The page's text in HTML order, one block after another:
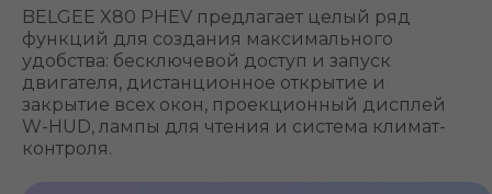
Передний
привод
Разгон до
100 км/ч
от 7.5 сек.
BELGEE X80 PHEV предлагает целый ряд
функций для создания максимального
удобства: бесключевой доступ и запуск
двигателя, дистанционное открытие и
закрытие всех окон, проекционный дисплей
W-HUD, лампы для чтения и система климат-
контроля.